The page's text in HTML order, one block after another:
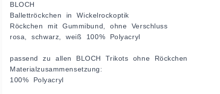
BLOCH
Ballettröckchen in Wickelrockoptik
Röckchen mit Gummibund, ohne Verschluss
rosa, schwarz, weiß 100% Polyacryl
passend zu allen BLOCH Trikots ohne Röckchen
Materialzusammensetzung:
100% Polyacryl